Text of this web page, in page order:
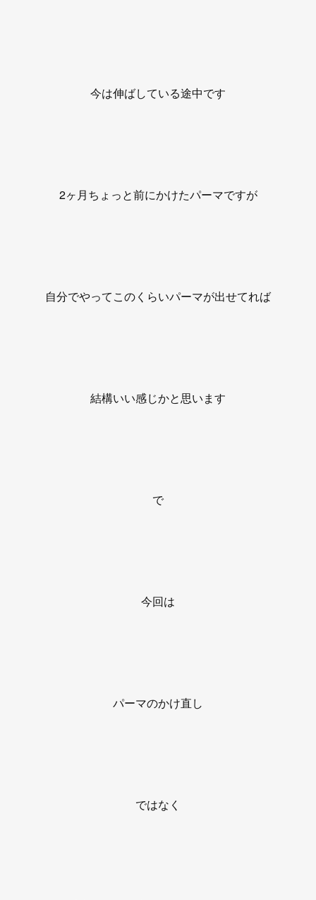
今は伸ばしている途中です
2ヶ月ちょっと前にかけたパーマですが
自分でやってこのくらいパーマが出せてれば
結構いい感じかと思います
で
今回は
パーマのかけ直し
ではなく